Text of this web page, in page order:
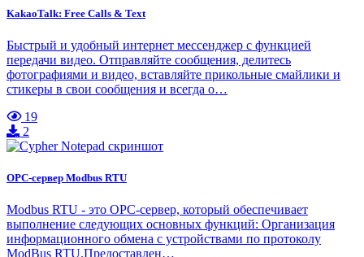
KakaoTalk: Free Calls & Text
Быстрый и удобный интернет мессенджер с функцией
передачи видео. Отправляйте сообщения, делитесь
фотографиями и видео, вставляйте прикольные смайлики и
стикеры в свои сообщения и всегда о…
19
2
OPC-сервер Modbus RTU
Modbus RTU - это ОРС-сервер, который обеспечивает
выполнение следующих основных функций: Организация
информационного обмена с устройствами по протоколу
ModBus RTU.Предоставлен…